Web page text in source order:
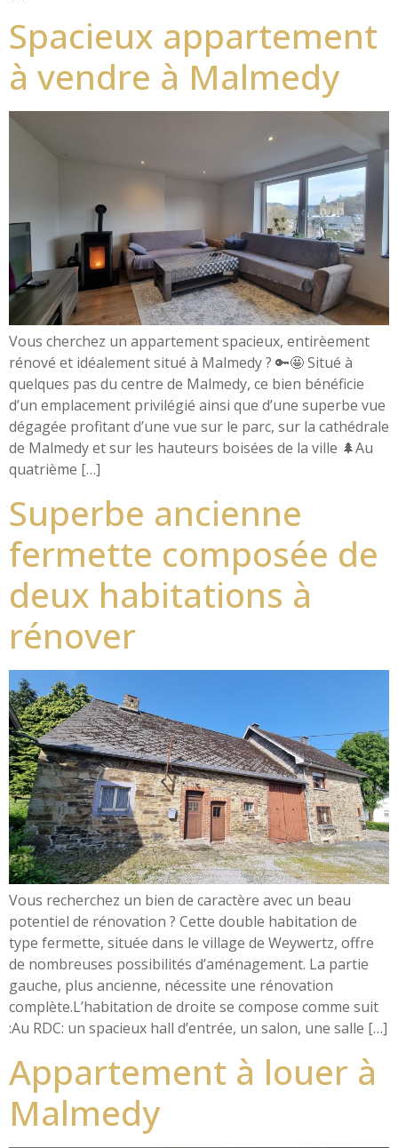
Spacieux appartement
à vendre à Malmedy
Vous cherchez un appartement spacieux, entirèement
rénové et idéalement situé à Malmedy ? 🔑🤩 Situé à
quelques pas du centre de Malmedy, ce bien bénéficie
d’un emplacement privilégié ainsi que d’une superbe vue
dégagée profitant d’une vue sur le parc, sur la cathédrale
de Malmedy et sur les hauteurs boisées de la ville 🌲Au
quatrième […]
Superbe ancienne
fermette composée de
deux habitations à
rénover
Vous recherchez un bien de caractère avec un beau
potentiel de rénovation ? Cette double habitation de
type fermette, située dans le village de Weywertz, offre
de nombreuses possibilités d’aménagement. La partie
gauche, plus ancienne, nécessite une rénovation
complète.L’habitation de droite se compose comme suit
:Au RDC: un spacieux hall d’entrée, un salon, une salle […]
Appartement à louer à
Malmedy